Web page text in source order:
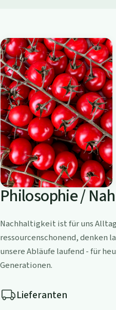
Philosophie /
Nachhaltigkeit ist für uns
ressourcenschonend, denken
unsere Abläufe laufend - für
Generationen.
Lieferanten